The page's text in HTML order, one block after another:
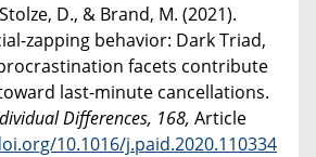
Stolze, D., & Brand, M. (2021).
zapping behavior: Dark Triad,
facets contribute
last-minute cancellations.
Differences, 168, Article
10.1016/j.paid.2020.110334